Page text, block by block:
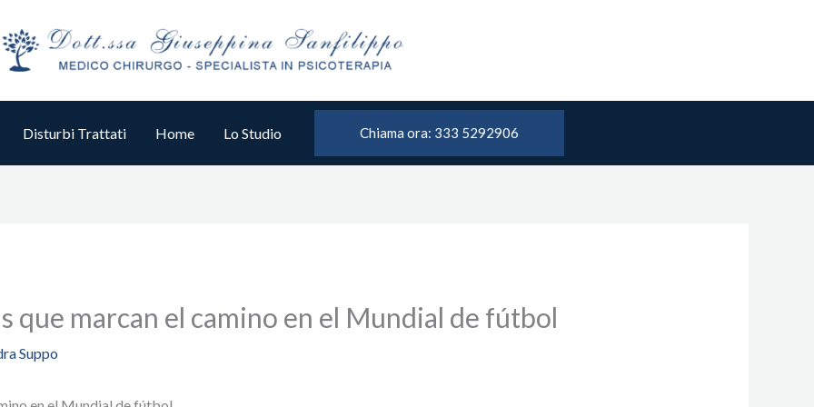
Disturbi Trattati Home Lo Studio Chiama ora: 333 5292906
que marcan el camino en el Mundial de fútbol
Suppo